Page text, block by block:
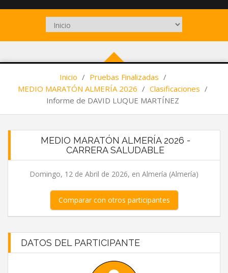
Inicio / Pruebas Finalizadas /
MEDIO MARATÓN ALMERÍA 2026 / Clasificaciones /
Informe de DAVID LUQUE MARTÍNEZ
MEDIO MARATÓN ALMERÍA 2026 -
CARRERA SALUDABLE
Domingo, 12 de Abril de 2026, en Almería (Almería)
Comparar con otros participantes
DATOS DEL PARTICIPANTE